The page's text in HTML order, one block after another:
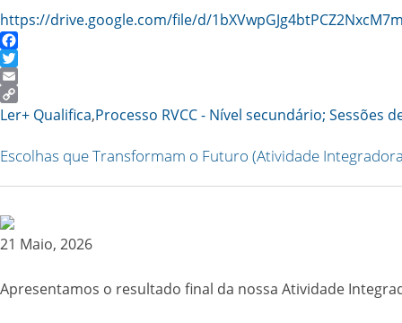
https://drive.google.com/file/d/
Facebook
Twitter
Email
Copy
Ler+ Qualifica,Processo RVCC - Nível secundário; Sessões
Escolhas que Transformam o Futuro (Atividade
21 Maio, 2026
Apresentamos o resultado final da nossa Atividade